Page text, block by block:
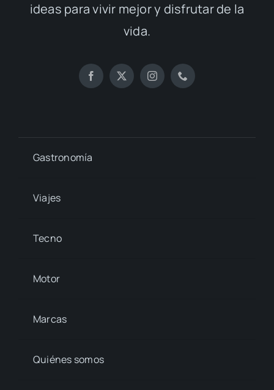
ideas para vivir mejor y disfrutar de la
vida.
Gastronomía
Viajes
Tecno
Motor
Marcas
Quiénes somos